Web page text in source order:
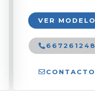
VER MODELO
667261248
CONTACTO